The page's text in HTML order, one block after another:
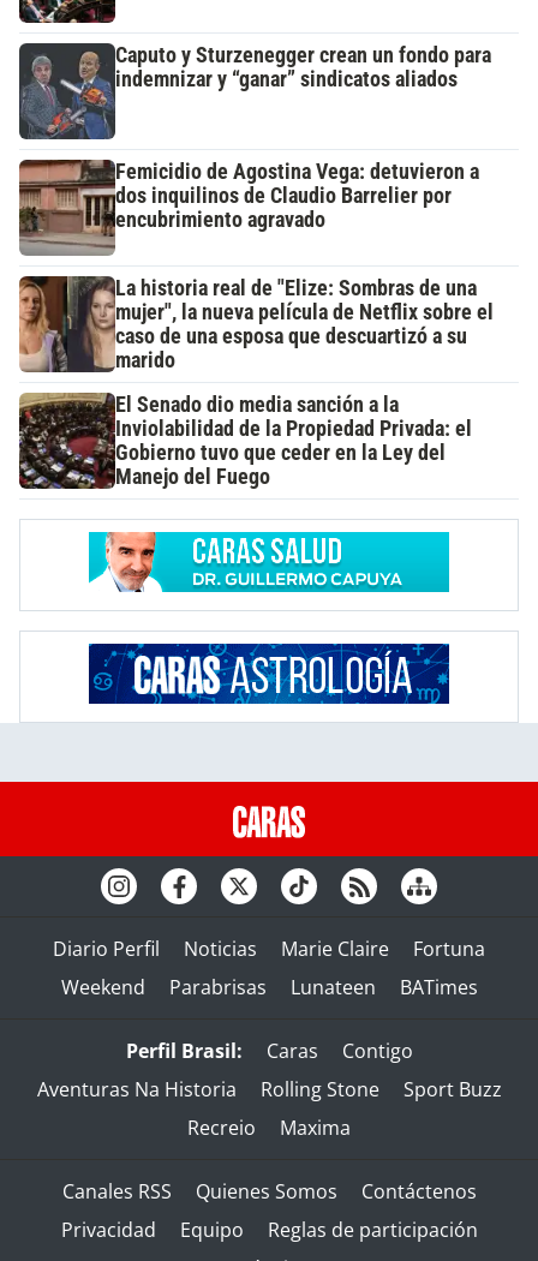
Caputo y Sturzenegger crean un fondo para
indemnizar y “ganar” sindicatos aliados
Femicidio de Agostina Vega: detuvieron a
dos inquilinos de Claudio Barrelier por
encubrimiento agravado
La historia real de "Elize: Sombras de una
mujer", la nueva película de Netflix sobre el
caso de una esposa que descuartizó a su
marido
El Senado dio media sanción a la
Inviolabilidad de la Propiedad Privada: el
Gobierno tuvo que ceder en la Ley del
Manejo del Fuego
Diario Perfil Noticias Marie Claire
Fortuna
Weekend
Parabrisas Lunateen BATimes
Perfil Brasil: Caras
Contigo
Aventuras Na Historia
Rolling Stone
Sport Buzz
Recreio
Maxima
Canales RSS Quienes Somos
Contáctenos
Privacidad
Equipo
Reglas de participación